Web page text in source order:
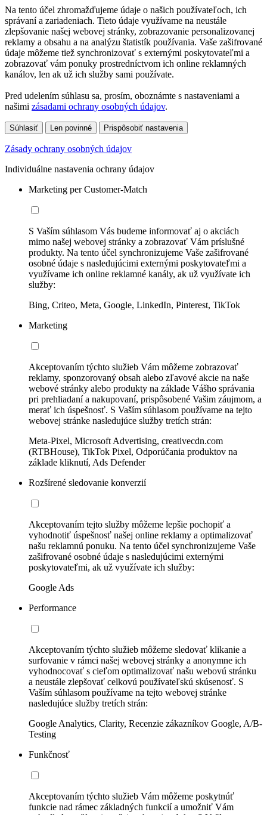
Na tento účel zhromažďujeme údaje o našich používateľoch, ich
správaní a zariadeniach. Tieto údaje využívame na neustále
zlepšovanie našej webovej stránky, zobrazovanie personalizovanej
reklamy a obsahu a na analýzu štatistík používania. Vaše zašifrované
údaje môžeme tiež synchronizovať s externými poskytovateľmi a
zobrazovať vám ponuky prostredníctvom ich online reklamných
kanálov, len ak už ich služby sami používate.
Pred udelením súhlasu sa, prosím, oboznámte s nastaveniami a
našimi zásadami ochrany osobných údajov.
Súhlasiť Len povinné Prispôsobiť nastavenia
Zásady ochrany osobných údajov
Individuálne nastavenia ochrany údajov
Marketing per Customer-Match
S Vaším súhlasom Vás budeme informovať aj o akciách
mimo našej webovej stránky a zobrazovať Vám príslušné
produkty. Na tento účel synchronizujeme Vaše zašifrované
osobné údaje s nasledujúcimi externými poskytovateľmi a
využívame ich online reklamné kanály, ak už využívate ich
služby:
Bing, Criteo, Meta, Google, LinkedIn, Pinterest, TikTok
Marketing
Akceptovaním týchto služieb Vám môžeme zobrazovať
reklamy, sponzorovaný obsah alebo zľavové akcie na naše
webové stránky alebo produkty na základe Vášho správania
pri prehliadaní a nakupovaní, prispôsobené Vašim záujmom, a
merať ich úspešnosť. S Vaším súhlasom používame na tejto
webovej stránke nasledujúce služby tretích strán:
Meta-Pixel, Microsoft Advertising, creativecdn.com
(RTBHouse), TikTok Pixel, Odporúčania produktov na
základe kliknutí, Ads Defender
Rozšírené sledovanie konverzií
Akceptovaním tejto služby môžeme lepšie pochopiť a
vyhodnotiť úspešnosť našej online reklamy a optimalizovať
našu reklamnú ponuku. Na tento účel synchronizujeme Vaše
zašifrované osobné údaje s nasledujúcimi externými
poskytovateľmi, ak už využívate ich služby:
Google Ads
Performance
Akceptovaním týchto služieb môžeme sledovať klikanie a
surfovanie v rámci našej webovej stránky a anonymne ich
vyhodnocovať s cieľom optimalizovať našu webovú stránku
a neustále zlepšovať celkovú používateľskú skúsenosť. S
Vaším súhlasom používame na tejto webovej stránke
nasledujúce služby tretích strán:
Google Analytics, Clarity, Recenzie zákazníkov Google, A/B-
Testing
Funkčnosť
Akceptovaním týchto služieb Vám môžeme poskytnúť
funkcie nad rámec základných funkcií a umožniť Vám